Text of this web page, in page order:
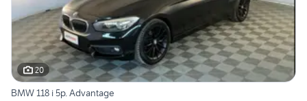
20
BMW 118 i 5p. Advantage